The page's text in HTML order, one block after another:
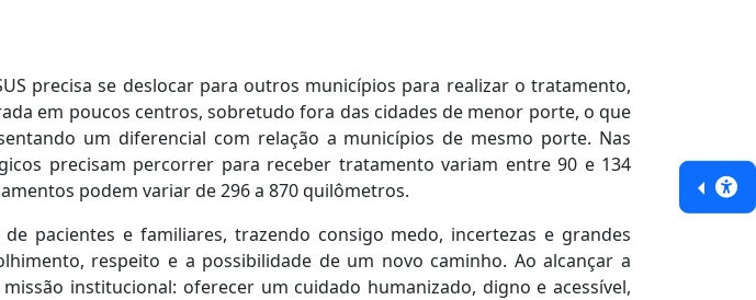
precisa se deslocar para outros municípios para realizar o tratamento,
em poucos centros, sobretudo fora das cidades de menor porte, o que
um diferencial com relação a municípios de mesmo porte. Nas
precisam percorrer para receber tratamento variam entre 90 e 134
podem variar de 296 a 870 quilômetros.
pacientes e familiares, trazendo consigo medo, incertezas e grandes
respeito e a possibilidade de um novo caminho. Ao alcançar a
institucional: oferecer um cuidado humanizado, digno e acessível,